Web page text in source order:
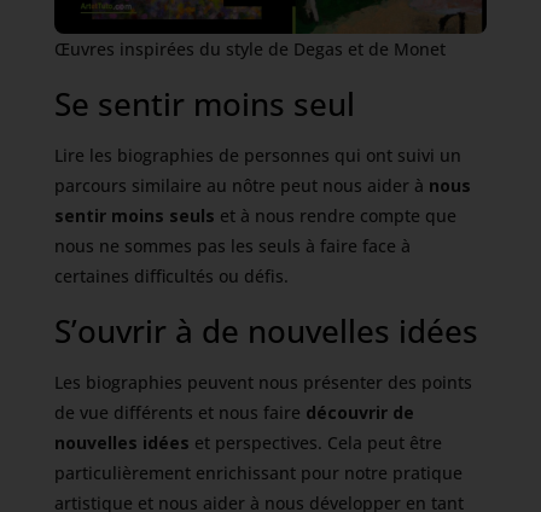
Œuvres inspirées du style de Degas et de Monet
Se sentir moins seul
Lire les biographies de personnes qui ont suivi un
parcours similaire au nôtre peut nous aider à nous
sentir moins seuls et à nous rendre compte que
nous ne sommes pas les seuls à faire face à
certaines difficultés ou défis.
S’ouvrir à de nouvelles idées
Les biographies peuvent nous présenter des points
de vue différents et nous faire découvrir de
nouvelles idées et perspectives. Cela peut être
particulièrement enrichissant pour notre pratique
artistique et nous aider à nous développer en tant